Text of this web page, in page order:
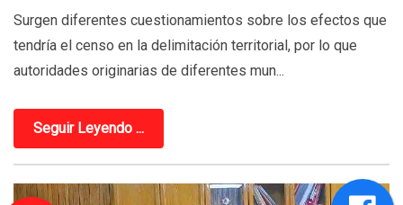
Surgen diferentes cuestionamientos sobre los efectos que
tendría el censo en la delimitación territorial, por lo que
autoridades originarias de diferentes mun...
Seguir Leyendo ...